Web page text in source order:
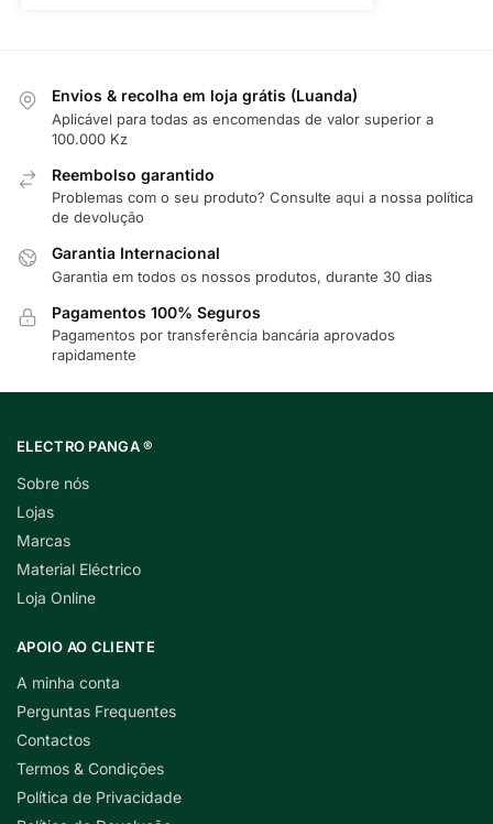
Envios & recolha em loja grátis (Luanda)
Aplicável para todas as encomendas de valor superior a
100.000 Kz
Reembolso garantido
Problemas com o seu produto? Consulte aqui a nossa política
de devolução
Garantia Internacional
Garantia em todos os nossos produtos, durante 30 dias
Pagamentos 100% Seguros
Pagamentos por transferência bancária aprovados
rapidamente
ELECTRO PANGA ®
Sobre nós
Lojas
Marcas
Material Eléctrico
Loja Online
APOIO AO CLIENTE
A minha conta
Perguntas Frequentes
Contactos
Termos & Condições
Política de Privacidade